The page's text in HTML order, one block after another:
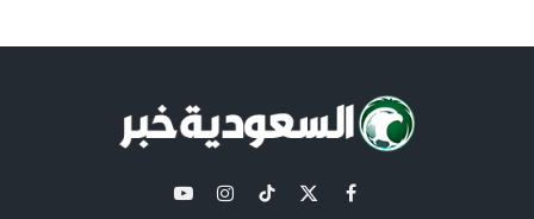
فيسبوك
X تيكتوكالانستغراميوتيوب